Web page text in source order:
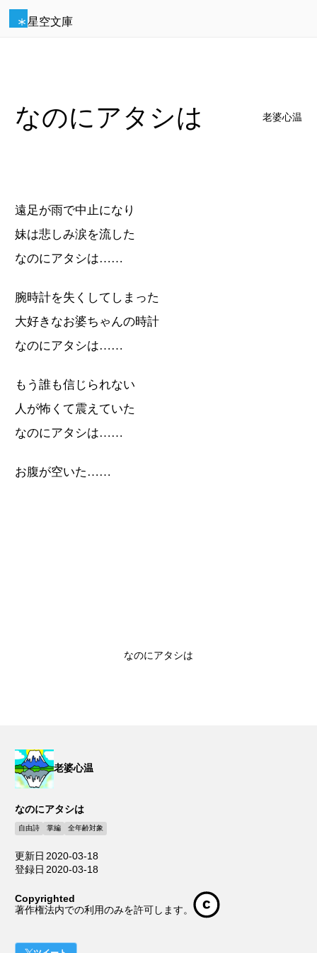
星空文庫
なのにアタシは 老婆心温
遠足が雨で中止になり
妹は悲しみ涙を流した
なのにアタシは……
腕時計を失くしてしまった
大好きなお婆ちゃんの時計
なのにアタシは……
もう誰も信じられない
人が怖くて震えていた
なのにアタシは……
お腹が空いた……
なのにアタシは
老婆心温
なのにアタシは
自由詩 掌編 全年齢対象
更新日 2020-03-18
登録日 2020-03-18
Copyrighted
著作権法内での利用のみを許可します。